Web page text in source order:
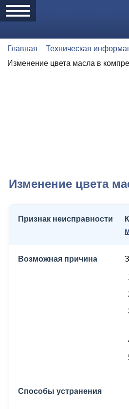
Главная
Техническая
Изменение цвета масла в
Изменение цвета